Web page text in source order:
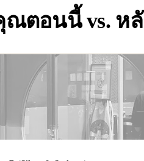
ตอนนี้ vs. ห